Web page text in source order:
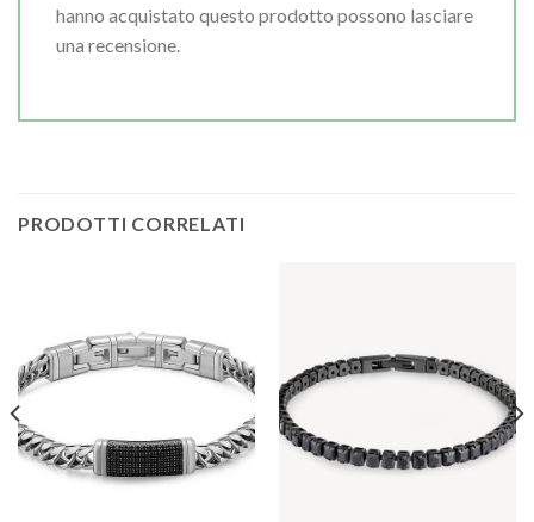
hanno acquistato questo prodotto possono lasciare
una recensione.
PRODOTTI CORRELATI